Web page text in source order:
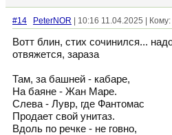
#14 PeterNOR | 10:16 11.04.2025 |
Вотт блин, стих сочинился...
отвяжется, зараза
Там, за башней - кабаре,
На баяне - Жан Маре.
Слева - Лувр, где Фантомас
Продает свой унитаз.
Вдоль по речке - не говно,